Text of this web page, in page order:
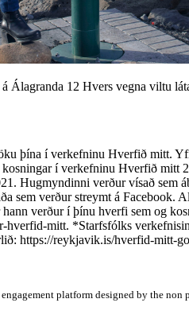
12 Hvers vegna viltu
þína í verkefninu Hverfið mitt.
í verkefninu Hverfið mitt
Hugmyndinni verður vísað sem
sem verður streymt á
verður í þínu hverfi sem og
mitt. *Starfsfólks
https://reykjavik.is/hverfid-
platform designed by the